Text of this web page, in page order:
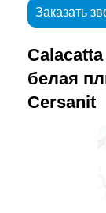
Заказать
белая
Cersanit